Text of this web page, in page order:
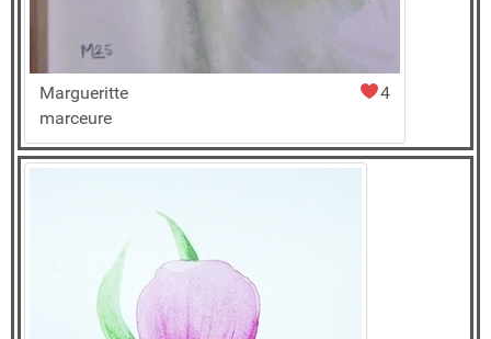
4
Margueritte
marceure